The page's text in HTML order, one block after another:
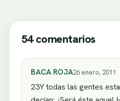
54 comentarios
BACA ROJA26 enero, 2011
23Y todas las gentes